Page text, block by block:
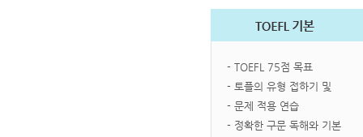
- TOEFL 75점 목표
- 토플의 유형 접하기 및
- 문제 적용 연습
- 정확한 구문 독해와 기본